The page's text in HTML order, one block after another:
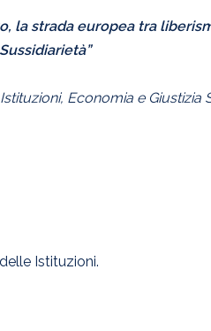
la strada europea tra
Economia e Giustizia
Istituzioni.